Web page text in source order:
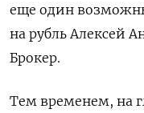
еще один
на рубль Алексей
Брокер.
Тем временем, на